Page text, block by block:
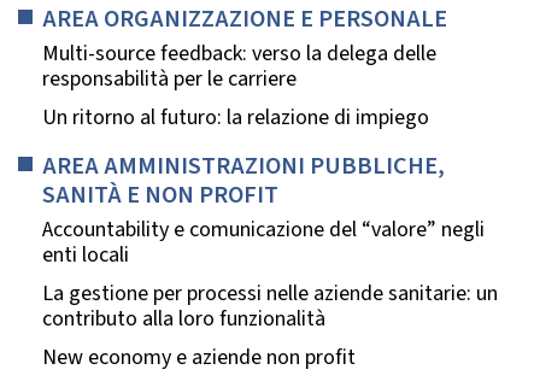
AREA ORGANIZZAZIONE E PERSONALE
Multi-source feedback: verso la delega delle
responsabilità per le carriere
Un ritorno al futuro: la relazione di impiego
AREA AMMINISTRAZIONI PUBBLICHE,
SANITÀ E NON PROFIT
Accountability e comunicazione del “valore” negli
enti locali
La gestione per processi nelle aziende sanitarie: un
contributo alla loro funzionalità
New economy e aziende non profit